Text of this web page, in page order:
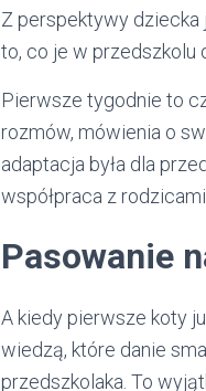
Z perspektywy dziecka
to, co je w przedszkolu
Pierwsze tygodnie to
rozmów, mówienia o
adaptacja była dla
współpraca z
Pasowanie
A kiedy pierwsze koty
wiedzą, które danie
przedszkolaka. To